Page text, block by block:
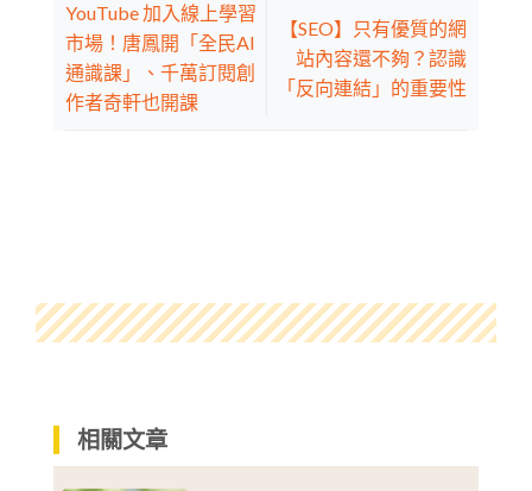
YouTube 加入線上學習
市場！唐鳳開「全民AI
通識課」、千萬訂閱創
作者奇軒也開課
【SEO】只有優質的網
站內容還不夠？認識
「反向連結」的重要性
相關文章